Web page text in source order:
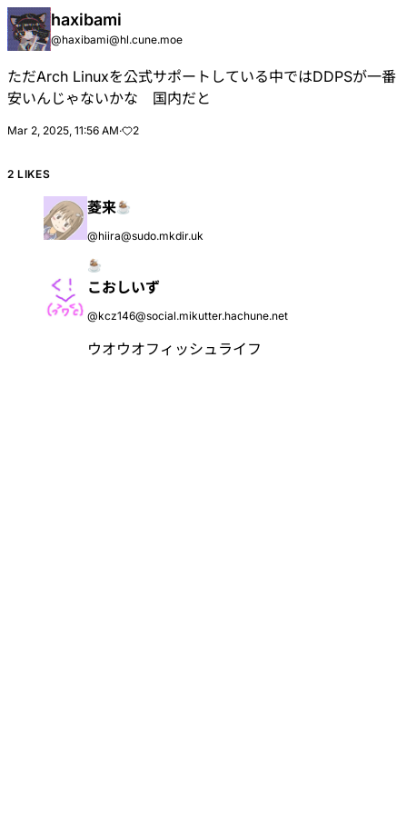
haxibami
@haxibami@hl.cune.moe
ただArch Linuxを公式サポートしている中ではDDPSが一番
安いんじゃないかな 国内だと
Mar 2, 2025, 11:56 AM· 2
2 LIKES
菱来
@hiira@sudo.mkdir.uk
こおしいず
@kcz146@social.mikutter.hachune.net
ウオウオフィッシュライフ